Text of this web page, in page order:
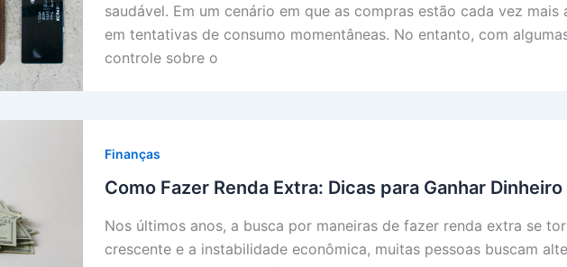
saudável. Em um cenário em que as compras estão cada vez
em tentativas de consumo momentâneas. No entanto, com
controle sobre o
Finanças
Como Fazer Renda Extra: Dicas para Ganhar Dinheiro
Nos últimos anos, a busca por maneiras de fazer renda extra se
crescente e a instabilidade econômica, muitas pessoas buscam